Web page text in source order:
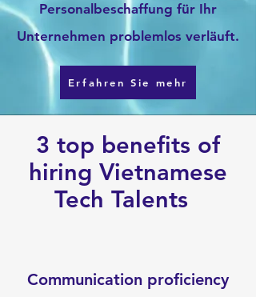
Personalbeschaffung für Ihr
Unternehmen problemlos verläuft.
Erfahren Sie mehr
3 top benefits of
hiring Vietnamese
Tech Talents
Communication proficiency